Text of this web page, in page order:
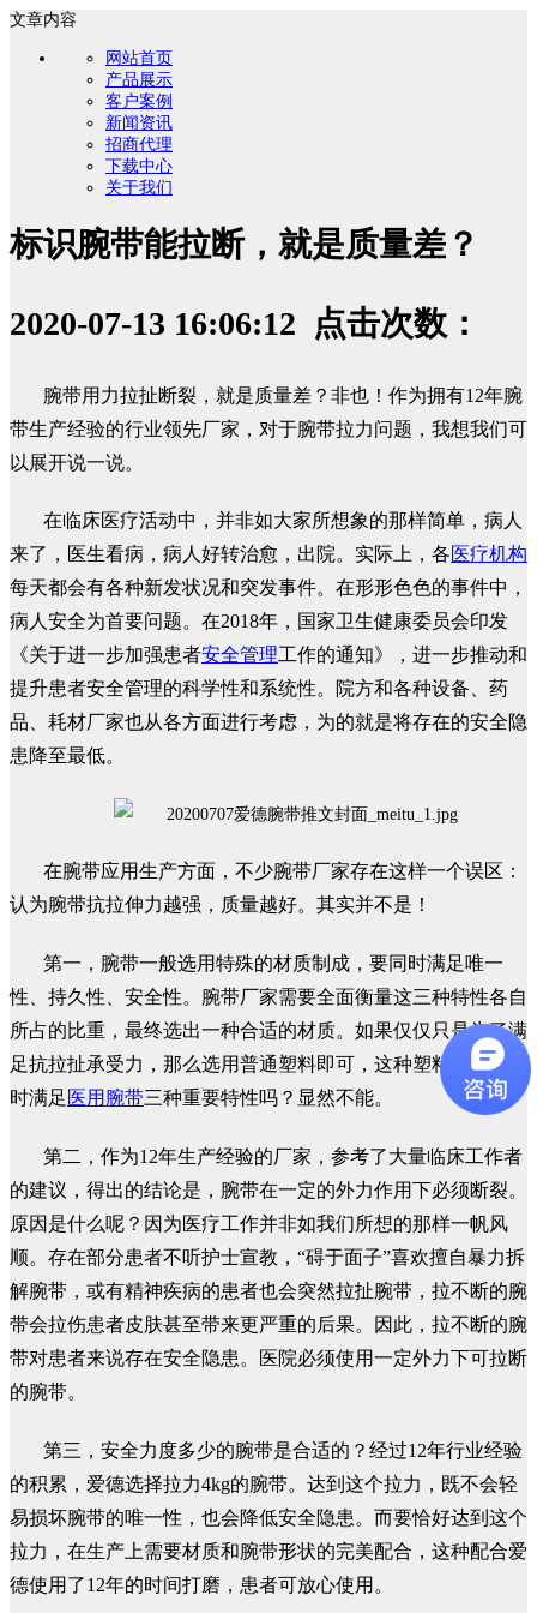
文章内容
网站首页
产品展示
客户案例
新闻资讯
招商代理
下载中心
关于我们
标识腕带能拉断，就是质量差？
2020-07-13 16:06:12 点击次数：
腕带用力拉扯断裂，就是质量差？非也！作为拥有12年腕
带生产经验的行业领先厂家，对于腕带拉力问题，我想我们可
以展开说一说。
在临床医疗活动中，并非如大家所想象的那样简单，病人
来了，医生看病，病人好转治愈，出院。实际上，各医疗机构
每天都会有各种新发状况和突发事件。在形形色色的事件中，
病人安全为首要问题。在2018年， 国家卫生健康委员会印发
《关于进一步加强患者安全管理工作的通知》
，进一步推动和
提升患者安全管理的科学性和系统性。院方和各种设备、药
品、耗材厂家也从各方面进行考虑，为的就是将存在的安全隐
患降至最低。
在腕带应用生产方面，不少腕带厂家存在这样一个误区：
认为腕带抗拉伸力越强，质量越好。其实并不是！
第一， 腕带一般选用特殊的材质制成，要同时满足唯一
性、持久性、安全性。腕带厂家需要全面衡量这三种特性各自
所占的比重，最终选出一种合适的材质。如果仅仅只是为了满
足抗拉扯承受力，那么选用普通塑料即可，这种塑料材质能同
时满足 医用腕带三种重要特性吗？显然不能。
第二， 作为12年生产经验的厂家，参考了大量临床工作者
的建议，得出的结论是，腕带在一定的外力作用下必须断裂。
原因是什么呢？因为医疗工作并非如我们所想的那样一帆风
顺。存在部分患者不听护士宣教，“碍于面子”喜欢擅自暴力拆
解腕带，或有精神疾病的患者也会突然拉扯腕带，拉不断的腕
带会拉伤患者皮肤甚至带来更严重的后果。因此，拉不断的腕
带对患者来说存在安全隐患。医院必须使用一定外力下可拉断
的腕带。
第三， 安全力度多少的腕带是合适的？经过12年行业经验
的积累，爱德选择拉力4kg的腕带。达到这个拉力，既不会轻
易损坏腕带的唯一性，也会降低安全隐患。而要恰好达到这个
拉力，在生产上需要材质和腕带形状的完美配合，这种配合爱
德使用了12年的时间打磨，患者可放心使用。